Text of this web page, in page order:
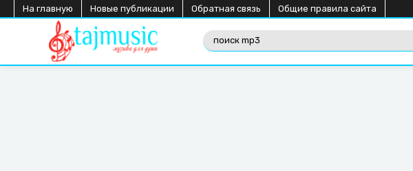
На главную Новые публикации Обратная связь Общие правила сайта